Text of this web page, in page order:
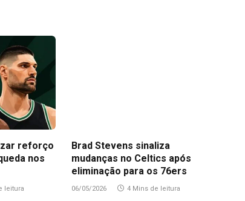
reforço
nos
leitura
Brad Stevens sinaliza
mudanças no Celtics após
eliminação para os 76ers
06/05/2026 4 Mins de leitura